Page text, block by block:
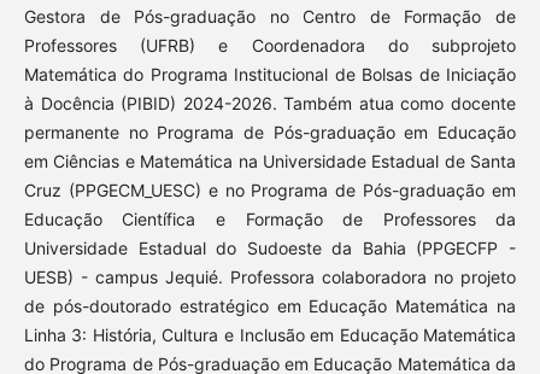
Gestora de Pós-graduação no Centro de Formação de
Professores (UFRB) e Coordenadora do subprojeto
Matemática do Programa Institucional de Bolsas de Iniciação
à Docência (PIBID) 2024-2026. Também atua como docente
permanente no Programa de Pós-graduação em Educação
em Ciências e Matemática na Universidade Estadual de Santa
Cruz (PPGECM_UESC) e no Programa de Pós-graduação em
Educação Científica e Formação de Professores da
Universidade Estadual do Sudoeste da Bahia (PPGECFP -
UESB) - campus Jequié. Professora colaboradora no projeto
de pós-doutorado estratégico em Educação Matemática na
Linha 3: História, Cultura e Inclusão em Educação Matemática
do Programa de Pós-graduação em Educação Matemática da